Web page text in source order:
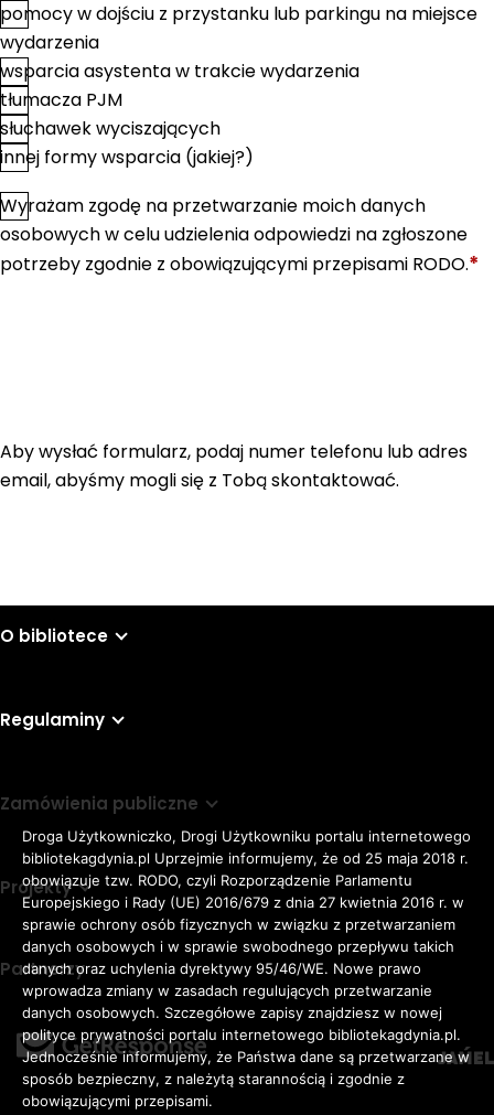
Rozmiar
czcionki
Adomyślna czcionka
Awiększa czcionka
Aduża czcionka
KONTRAST:
ZWIĘKSZ
ODSTĘPY
W
pomocy w dojściu z przystanku lub parkingu na miejsce
wydarzenia
wsparcia asystenta w trakcie wydarzenia
tłumacza PJM
słuchawek wyciszających
innej formy wsparcia (jakiej?)
Zgoda*
Wyrażam zgodę na przetwarzanie moich danych
osobowych w celu udzielenia odpowiedzi na zgłoszone
potrzeby zgodnie z obowiązującymi przepisami RODO.*
Aby wysłać formularz, podaj numer telefonu lub adres
email, abyśmy mogli się z Tobą skontaktować.
O bibliotece
Regulaminy
Zamówienia publiczne
Projekty
Partnerzy
Droga Użytkowniczko, Drogi Użytkowniku portalu internetowego
bibliotekagdynia.pl Uprzejmie informujemy, że od 25 maja 2018 r.
obowiązuje tzw. RODO, czyli Rozporządzenie Parlamentu
Europejskiego i Rady (UE) 2016/679 z dnia 27 kwietnia 2016 r. w
sprawie ochrony osób fizycznych w związku z przetwarzaniem
danych osobowych i w sprawie swobodnego przepływu takich
danych oraz uchylenia dyrektywy 95/46/WE. Nowe prawo
wprowadza zmiany w zasadach regulujących przetwarzanie
danych osobowych. Szczegółowe zapisy znajdziesz w nowej
polityce prywatności portalu internetowego bibliotekagdynia.pl.
Jednocześnie informujemy, że Państwa dane są przetwarzane w
sposób bezpieczny, z należytą starannością i zgodnie z
obowiązującymi przepisami.